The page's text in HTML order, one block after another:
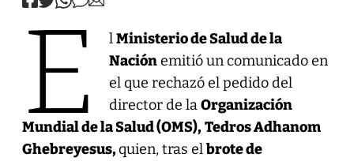
E lMinisterio de Salud de la
Naciónemitió un comunicado en
el que rechazó el pedido del
director de laOrganización
Mundial de la Salud (OMS), Tedros Adhanom
Ghebreyesus,quien, tras elbrote de